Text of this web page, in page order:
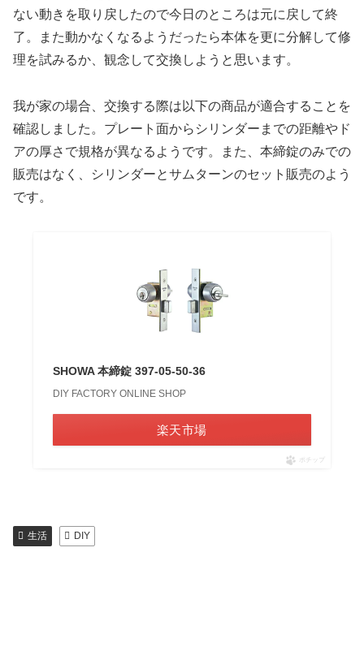
ない動きを取り戻したので今日のところは元に戻して終
了。また動かなくなるようだったら本体を更に分解して修
理を試みるか、観念して交換しようと思います。
我が家の場合、交換する際は以下の商品が適合することを
確認しました。プレート面からシリンダーまでの距離やド
アの厚さで規格が異なるようです。また、本締錠のみでの
販売はなく、シリンダーとサムターンのセット販売のよう
です。
SHOWA 本締錠 397-05-50-36
DIY FACTORY ONLINE SHOP
楽天市場
ポチップ
生活 DIY